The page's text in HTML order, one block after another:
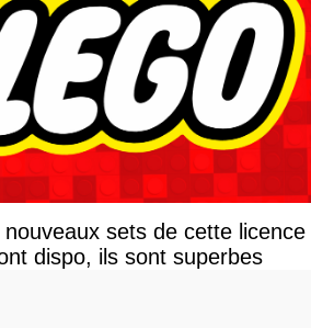
sets de cette licence
dispo, ils sont superbes